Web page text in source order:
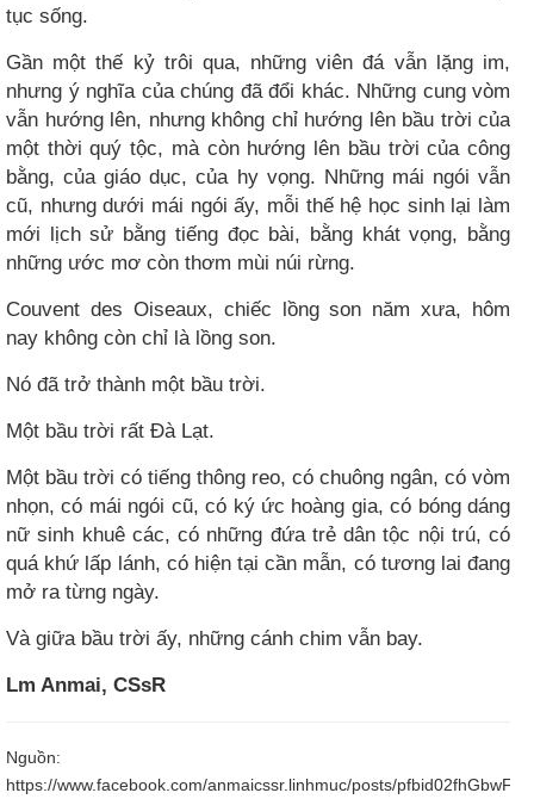
tục sống.
Gần một thế kỷ trôi qua, những viên đá vẫn lặng im,
nhưng ý nghĩa của chúng đã đổi khác. Những cung vòm
vẫn hướng lên, nhưng không chỉ hướng lên bầu trời của
một thời quý tộc, mà còn hướng lên bầu trời của công
bằng, của giáo dục, của hy vọng. Những mái ngói vẫn
cũ, nhưng dưới mái ngói ấy, mỗi thế hệ học sinh lại làm
mới lịch sử bằng tiếng đọc bài, bằng khát vọng, bằng
những ước mơ còn thơm mùi núi rừng.
Couvent des Oiseaux, chiếc lồng son năm xưa, hôm
nay không còn chỉ là lồng son.
Nó đã trở thành một bầu trời.
Một bầu trời rất Đà Lạt.
Một bầu trời có tiếng thông reo, có chuông ngân, có vòm
nhọn, có mái ngói cũ, có ký ức hoàng gia, có bóng dáng
nữ sinh khuê các, có những đứa trẻ dân tộc nội trú, có
quá khứ lấp lánh, có hiện tại cần mẫn, có tương lai đang
mở ra từng ngày.
Và giữa bầu trời ấy, những cánh chim vẫn bay.
Lm Anmai, CSsR
Nguồn:
https://www.facebook.com/anmaicssr.linhmuc/posts/